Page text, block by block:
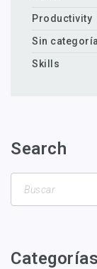
Productivity
Sin categoría
Skills
Search
Categorías